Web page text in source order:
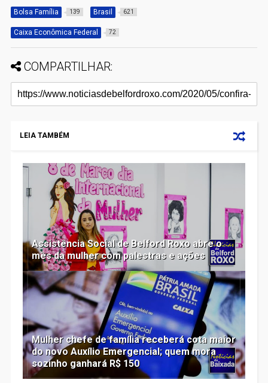
Bolsa Família 139 Brasil 621
Caixa Econômica Federal 72
COMPARTILHAR:
LEIA TAMBÉM
Assistência Social de Belford Roxo abre o
mês da mulher com palestras e ações
Mulher chefe de família receberá cota maior
do novo Auxílio Emergencial; quem mora
sozinho ganhará R$ 150